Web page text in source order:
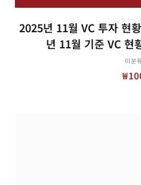
2025년 11월 VC 투자 현
년 11월 기준 VC
미분
₩